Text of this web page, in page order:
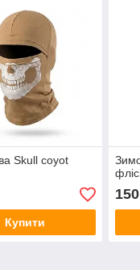
Skull coyot
Купити
150